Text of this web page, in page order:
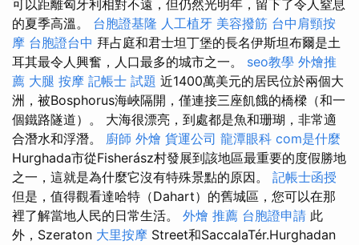
可以距離匈牙利相對不遠，但仍然光明年，留下了令人窒息
的夏季高溫。 台胞證基隆 人工植牙 美容撥筋 台中肩頸按
摩 台胞證台中 拜占庭和君士坦丁堡的長名伊斯坦布爾是土
耳其最令人興奮，人口最多的城市之一。 seo教學 外燴推
薦 大腿 按摩 記帳士 試題 近1400萬美元的居民位於兩個大
洲，被Bosphorus海峽隔開，僅連接三座飢餓的橋樑（和一
個鐵路隧道）。 大海很漂亮，到處都是魚和珊瑚，非常適
合潛水和浮潛。 廚師 外燴 貨運公司 龍潭眼科 com是什麼
Hurghada市從Fisherász村發展到該地區最重要的度假勝地
之一，這就是為什麼它沒有特殊景點的原因。 記帳士函授
但是，值得觀看達哈特（Dahart）的舊城區，您可以在那
裡了解當地人民的日常生活。 外燴 推薦 台胞證申請 此
外，Szeraton 大里按摩 Street和SaccalaTér.Hurghadan